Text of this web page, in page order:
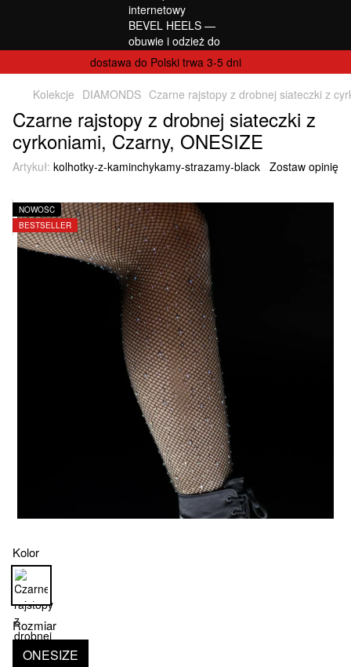
dostawa do Polski trwa 3-5 dni
Kolekcje DIAMONDS Czarne rajstopy z drobnej siateczki z
Czarne rajstopy z drobnej siateczki z
cyrkoniami, Czarny, ONESIZE
Artykuł: kolhotky-z-kaminchykamy-strazamy-black Zostaw opinię
NOWOŚĆ
BESTSELLER
Kolor
Rozmiar
ONESIZE